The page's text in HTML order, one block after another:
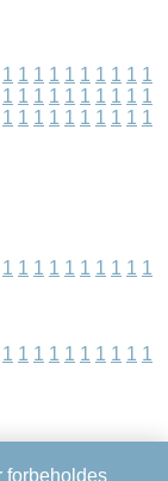
1 1 1 1 1 1 1 1 1 1
1 1 1 1 1 1 1 1 1 1
1 1 1 1 1 1 1 1 1 1
1 1 1 1 1 1 1 1 1 1
1 1 1 1 1 1 1 1 1 1
forbeholdes